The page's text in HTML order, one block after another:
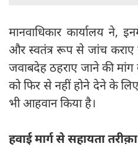
मानवाधिकार कार्यालय ने,
और स्वतंत्र रूप से जांच कराए
जवाबदेह ठहराए जाने की
को फिर से नहीं होने देने के
भी आहवान किया है।
हवाई मार्ग से सहायता